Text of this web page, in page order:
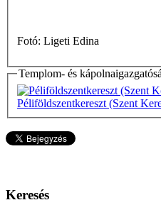
Fotó: Ligeti Edina
Templom- és
Péliföldszentkereszt (Szent
Keresés